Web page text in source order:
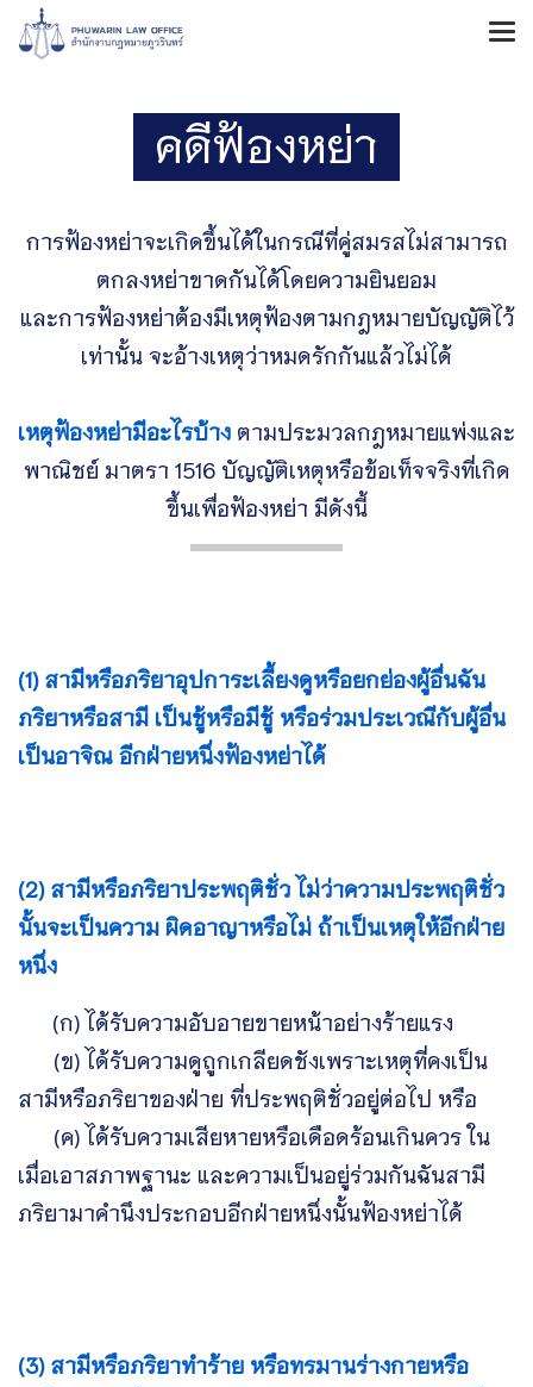
คดีฟ้องหย่า
การฟ้องหย่าจะเกิดขึ้นได้ในกรณีที่คู่สมรสไม่สามารถ
ตกลงหย่าขาดกันได้โดยความยินยอม
และการฟ้องหย่าต้องมีเหตุฟ้องตามกฎหมายบัญญัติไว้
เท่านั้น จะอ้างเหตุว่าหมดรักกันแล้วไม่ได้
เหตุฟ้องหย่ามีอะไรบ้าง ตามประมวลกฎหมายแพ่งและ
พาณิชย์ มาตรา 1516 บัญญัติเหตุหรือข้อเท็จจริงที่เกิด
ขึ้นเพื่อฟ้องหย่า มีดังนี้
(1) สามีหรือภริยาอุปการะเลี้ยงดูหรือยกย่องผู้อื่นฉัน
ภริยาหรือสามี เป็นชู้หรือมีชู้ หรือร่วมประเวณีกับผู้อื่น
เป็นอาจิณ อีกฝ่ายหนึ่งฟ้องหย่าได้
(2) สามีหรือภริยาประพฤติชั่ว ไม่ว่าความประพฤติชั่ว
นั้นจะเป็นความ ผิดอาญาหรือไม่ ถ้าเป็นเหตุให้อีกฝ่าย
หนึ่ง
(ก) ได้รับความอับอายขายหน้าอย่างร้ายแรง
(ข) ได้รับความดูถูกเกลียดชังเพราะเหตุที่คงเป็น
สามีหรือภริยาของฝ่าย ที่ประพฤติชั่วอยู่ต่อไป หรือ
(ค) ได้รับความเสียหายหรือเดือดร้อนเกินควร ใน
เมื่อเอาสภาพฐานะ และความเป็นอยู่ร่วมกันฉันสามี
ภริยามาคำนึงประกอบอีกฝ่ายหนึ่งนั้นฟ้องหย่าได้
(3) สามีหรือภริยาทำร้าย หรือทรมานร่างกายหรือ